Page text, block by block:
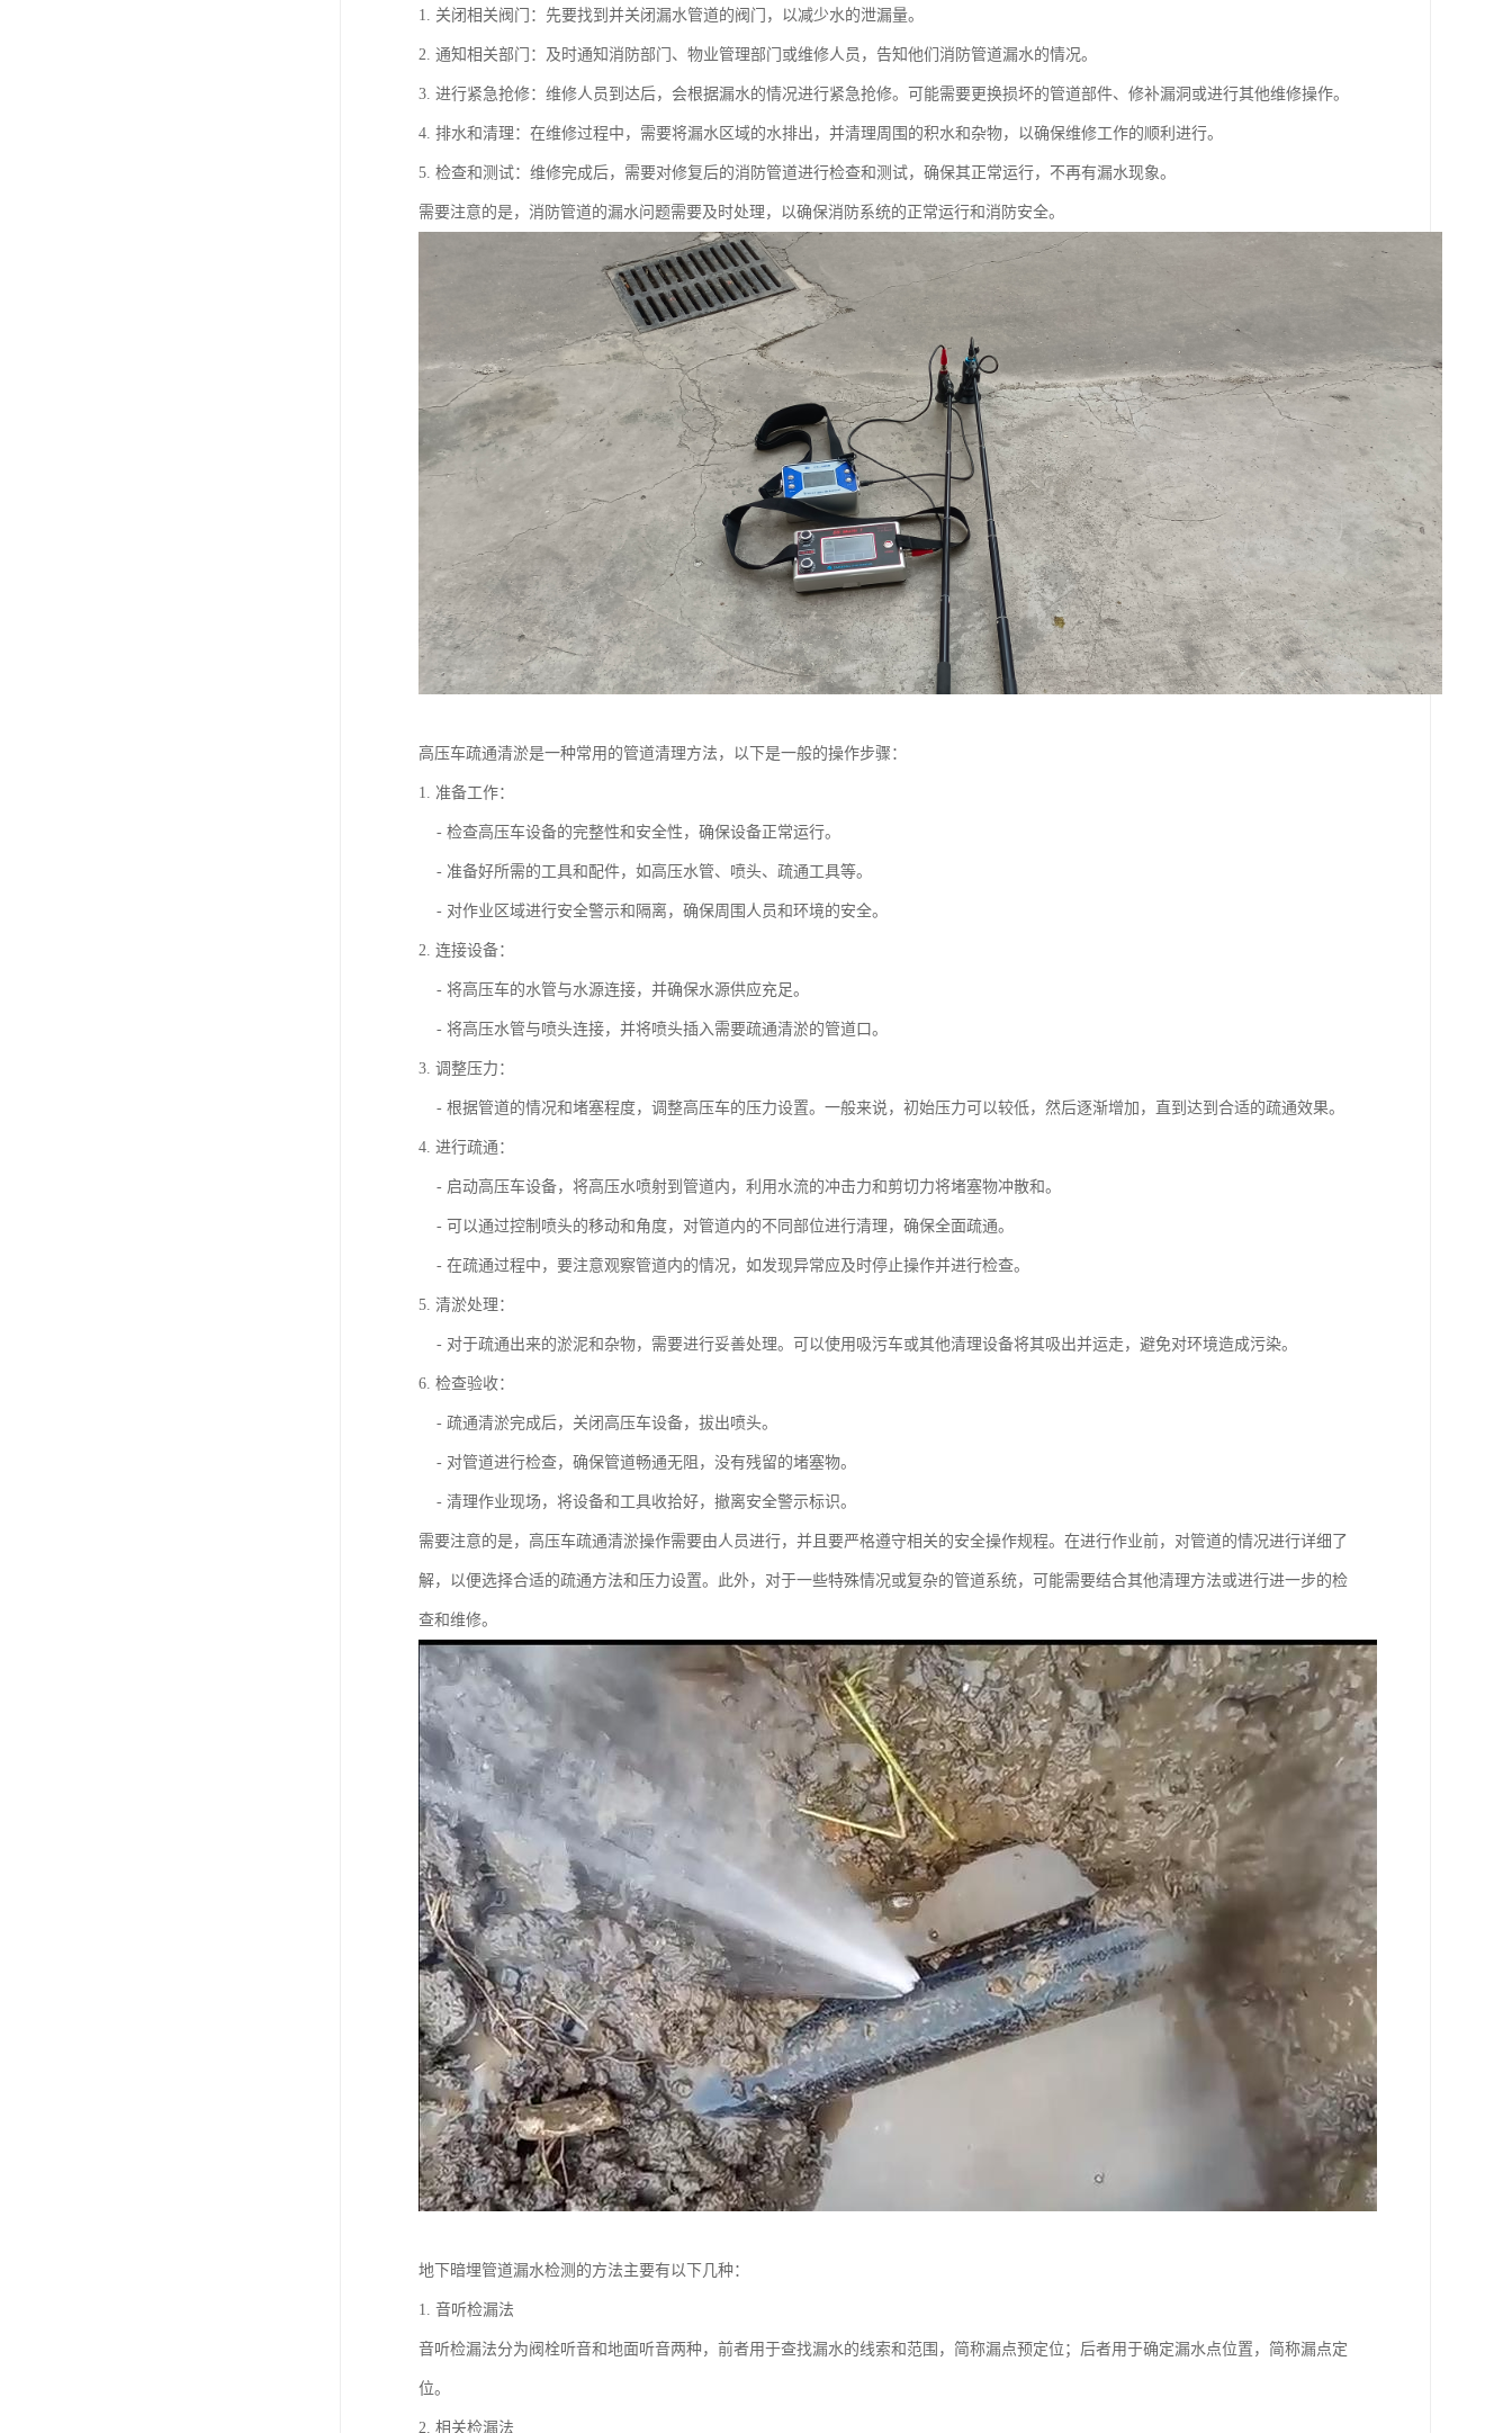
1. 关闭相关阀门：先要找到并关闭漏水管道的阀门，以减少水的泄漏量。
2. 通知相关部门：及时通知消防部门、物业管理部门或维修人员，告知他们消防管道漏水的情况。
3. 进行紧急抢修：维修人员到达后，会根据漏水的情况进行紧急抢修。可能需要更换损坏的管道部件、修补漏洞或进行其他维修操作。
4. 排水和清理：在维修过程中，需要将漏水区域的水排出，并清理周围的积水和杂物，以确保维修工作的顺利进行。
5. 检查和测试：维修完成后，需要对修复后的消防管道进行检查和测试，确保其正常运行，不再有漏水现象。
需要注意的是，消防管道的漏水问题需要及时处理，以确保消防系统的正常运行和消防安全。
高压车疏通清淤是一种常用的管道清理方法，以下是一般的操作步骤：
1. 准备工作：
- 检查高压车设备的完整性和安全性，确保设备正常运行。
- 准备好所需的工具和配件，如高压水管、喷头、疏通工具等。
- 对作业区域进行安全警示和隔离，确保周围人员和环境的安全。
2. 连接设备：
- 将高压车的水管与水源连接，并确保水源供应充足。
- 将高压水管与喷头连接，并将喷头插入需要疏通清淤的管道口。
3. 调整压力：
- 根据管道的情况和堵塞程度，调整高压车的压力设置。一般来说，初始压力可以较低，然后逐渐增加，直到达到合适的疏通效果。
4. 进行疏通：
- 启动高压车设备，将高压水喷射到管道内，利用水流的冲击力和剪切力将堵塞物冲散和。
- 可以通过控制喷头的移动和角度，对管道内的不同部位进行清理，确保全面疏通。
- 在疏通过程中，要注意观察管道内的情况，如发现异常应及时停止操作并进行检查。
5. 清淤处理：
- 对于疏通出来的淤泥和杂物，需要进行妥善处理。可以使用吸污车或其他清理设备将其吸出并运走，避免对环境造成污染。
6. 检查验收：
- 疏通清淤完成后，关闭高压车设备，拔出喷头。
- 对管道进行检查，确保管道畅通无阻，没有残留的堵塞物。
- 清理作业现场，将设备和工具收拾好，撤离安全警示标识。
需要注意的是，高压车疏通清淤操作需要由人员进行，并且要严格遵守相关的安全操作规程。在进行作业前，对管道的情况进行详细了
解，以便选择合适的疏通方法和压力设置。此外，对于一些特殊情况或复杂的管道系统，可能需要结合其他清理方法或进行进一步的检
查和维修。
地下暗埋管道漏水检测的方法主要有以下几种：
1. 音听检漏法
音听检漏法分为阀栓听音和地面听音两种，前者用于查找漏水的线索和范围，简称漏点预定位；后者用于确定漏水点位置，简称漏点定
位。
2. 相关检漏法